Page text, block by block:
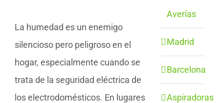
La humedad es un enemigo
silencioso pero peligroso en el
hogar, especialmente cuando se
trata de la seguridad eléctrica de
los electrodomésticos. En lugares
Averías
Madrid
Barcelona
Aspiradoras